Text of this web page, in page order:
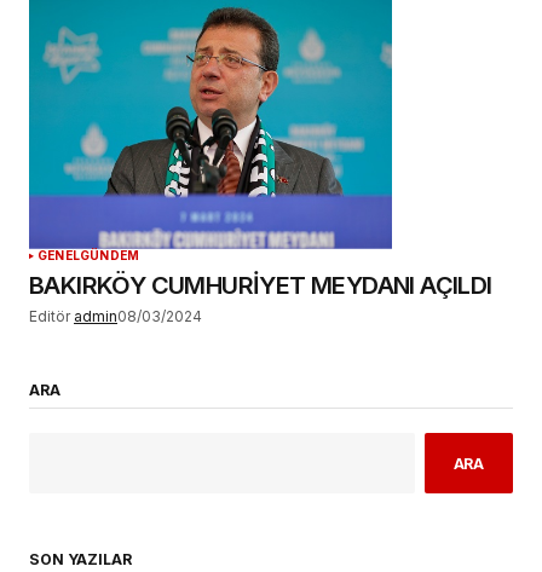
GENELGÜNDEM
BAKIRKÖY CUMHURİYET MEYDANI AÇILDI
Editör admin08/03/2024
ARA
ARA
SON YAZILAR